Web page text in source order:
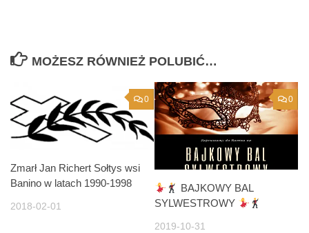
MOŻESZ RÓWNIEŻ POLUBIĆ…
0
Zmarł Jan Richert Sołtys wsi
Banino w latach 1990-1998
2018-02-01
0
BAJKOWY BAL
SYLWESTROWY
2019-10-31